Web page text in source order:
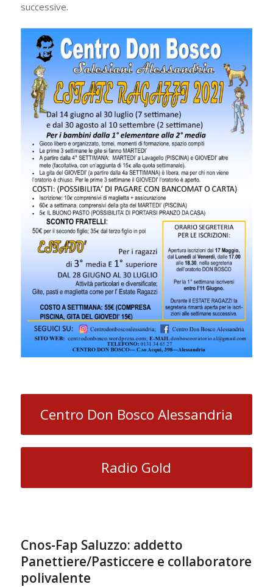
successive.
Centro Don Bosco Alessandria
Radio Gold
Cnos-Fap Saluzzo: addetto
Panettiere/Pasticcere e collaboratore
polivalente